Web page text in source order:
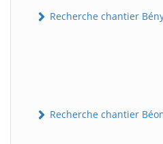
Recherche chantier
Recherche chantier